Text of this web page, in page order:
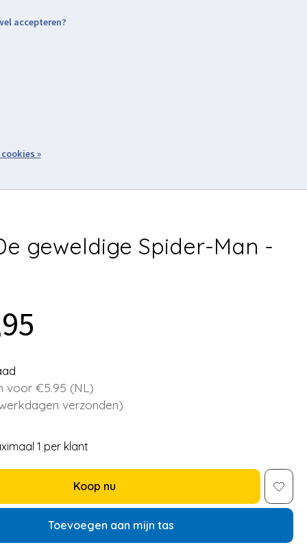
geweldige Spider-Man -
voor €5.95 (NL)
verzonden)
1 per klant
Koop nu
Toevoegen aan mijn tas
accepteren?
»